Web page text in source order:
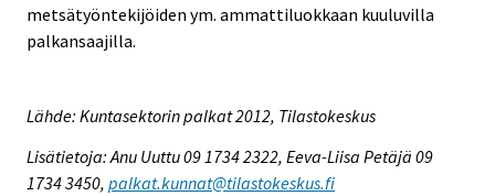
metsätyöntekijöiden ym. ammattiluokkaan kuuluvilla
palkansaajilla.
Lähde: Kuntasektorin palkat 2012, Tilastokeskus
Lisätietoja: Anu Uuttu 09 1734 2322, Eeva-Liisa Petäjä 09
1734 3450, palkat.kunnat@tilastokeskus.fi